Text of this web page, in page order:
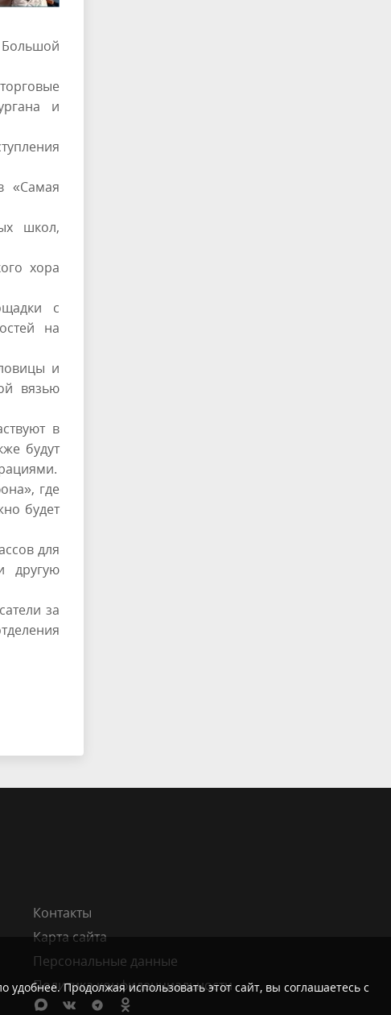
Большой
и
«Самая
школ,
хора
с
на
и
вязью
в
будут
где
будет
для
другую
за
Контакты
Карта сайта
Персональные данные
Политика конфиденциальности
Продолжая использовать этот сайт, вы соглашаетесь с